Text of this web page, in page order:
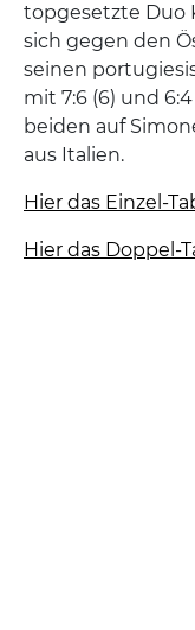
topgesetzte Duo
sich gegen den
seinen
mit 7:6 (6) und
beiden auf
aus Italien.
Hier das Einzel-
Hier das Doppel-